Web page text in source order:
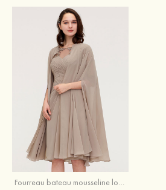
Fourreau bateau mousseline longueur genou robe de mère de la mariée avec appliqué plissé veste